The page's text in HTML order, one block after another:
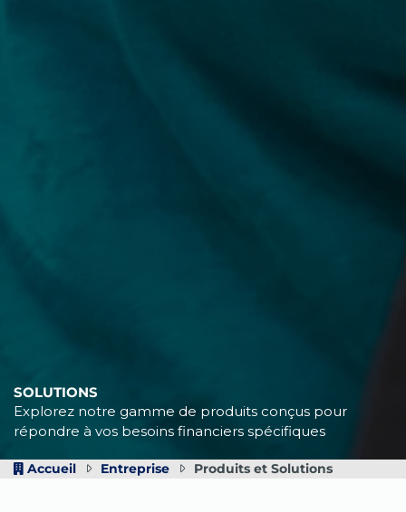
SOLUTIONS
Explorez notre gamme de produits conçus pour
répondre à vos besoins financiers spécifiques
Accueil Entreprise Produits et Solutions